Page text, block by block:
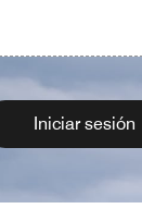
Iniciar sesión